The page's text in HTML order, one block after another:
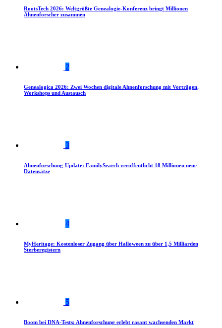
RootsTech 2026: Weltgrößte Genealogie-Konferenz bringt Millionen
Ahnenforscher zusammen
2
Genealogica 2026: Zwei Wochen digitale Ahnenforschung mit Vorträgen,
Workshops und Austausch
3
Ahnenforschung-Update: FamilySearch veröffentlicht 18 Millionen neue
Datensätze
4
MyHeritage: Kostenloser Zugang über Halloween zu über 1,5 Milliarden
Sterberegistern
5
Boom bei DNA-Tests: Ahnenforschung erlebt rasant wachsenden Markt